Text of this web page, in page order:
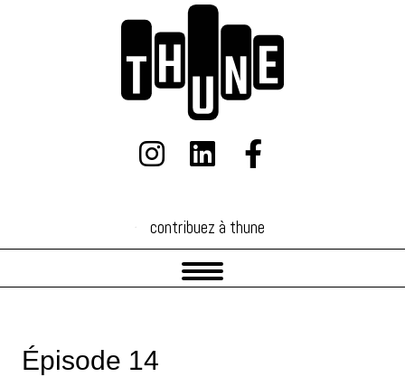
contribuez à thune
contribuez à thune
Épisode 14